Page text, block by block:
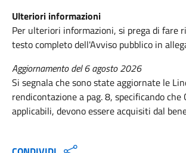
Ulteriori informazioni
Per ulteriori informazioni, si prega di fare
testo completo dell'Avviso pubblico in
Aggiornamento del 6 agosto 2026
Si segnala che sono state aggiornate le
rendicontazione a pag. 8, specificando che
applicabili, devono essere acquisiti dal